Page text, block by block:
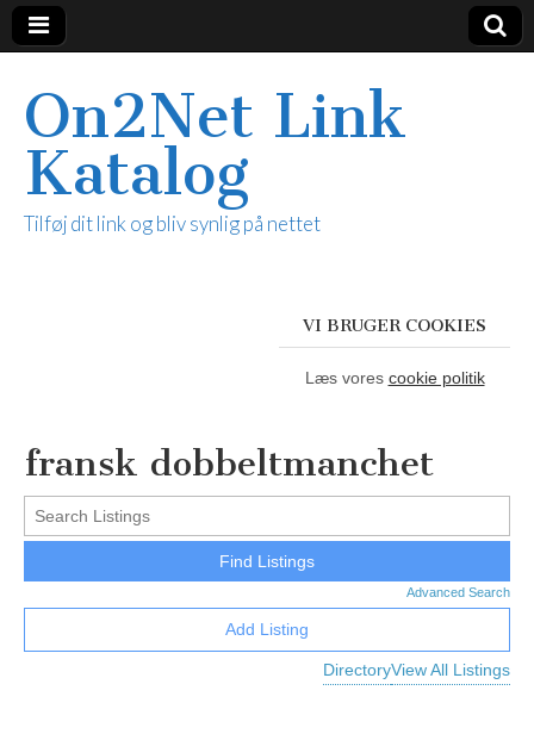
On2Net Link
Katalog
Tilføj dit link og bliv synlig på nettet
VI BRUGER COOKIES
Læs vores cookie politik
fransk dobbeltmanchet
Advanced Search
DirectoryView All Listings
Add Listing